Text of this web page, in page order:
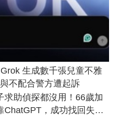
生成數千張兒童不雅
不配合警方遭起訴
求助偵探都沒用！66歲加
ChatGPT，成功找回失散